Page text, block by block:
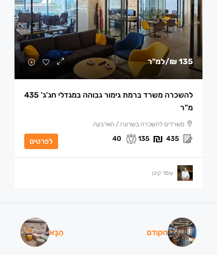
135 ₪ /למ"ר
להשכרה משרד ברמת גימור גבוהה במגדלי חג’ג’ 435
מ”ר
משרדים להשכרה בשרונה / הארבעה
435
135
40 לפרטים
עומר קינן
הקודם הַבָּא